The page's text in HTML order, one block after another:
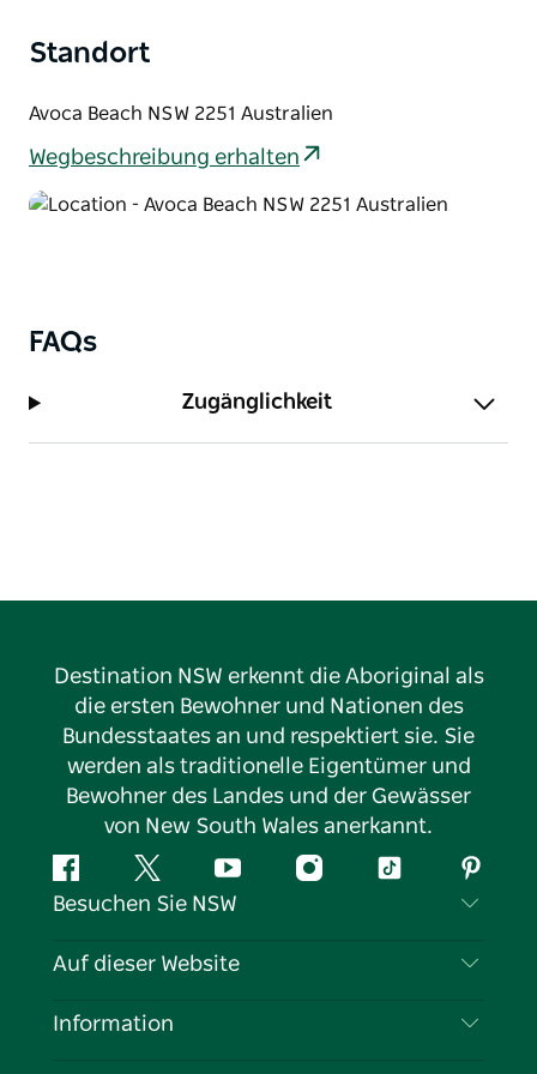
Standort
Avoca Beach NSW 2251 Australien
Wegbeschreibung erhalten
FAQs
Zugänglichkeit
Destination NSW erkennt die Aboriginal als
die ersten Bewohner und Nationen des
Bundesstaates an und respektiert sie. Sie
werden als traditionelle Eigentümer und
Bewohner des Landes und der Gewässer
von New South Wales anerkannt.
FacebookTwitter YouTubeInstagramTikTok
Besuchen Sie NSW
Kontaktieren Sie uns
Auf dieser Website
Reiseziele
Information